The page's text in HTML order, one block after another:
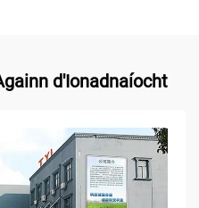
d'Ionadnaíocht